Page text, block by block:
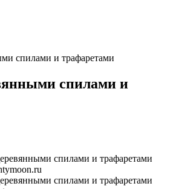
спилами и трафаретами
спилами и